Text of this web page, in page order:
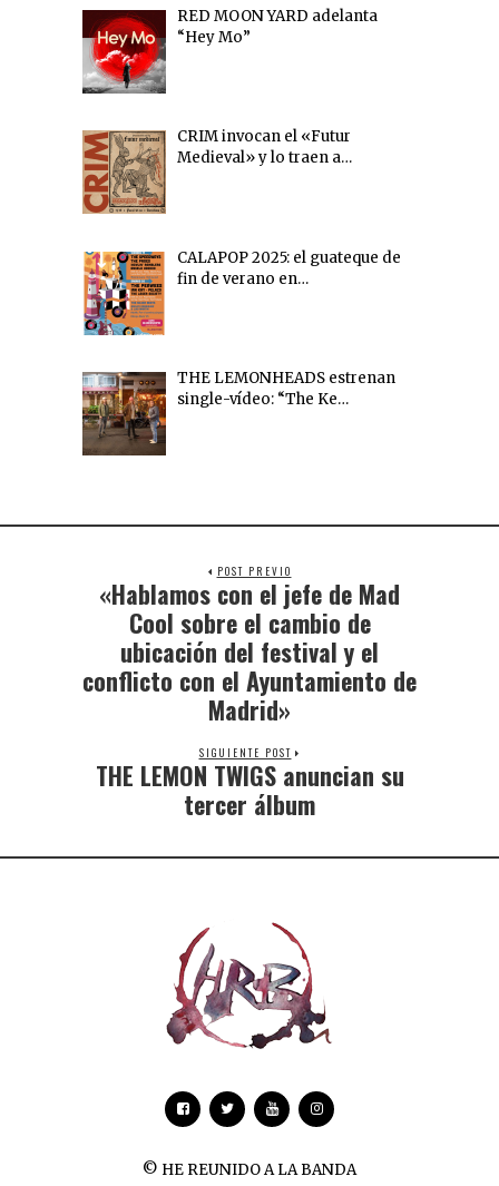
RED MOON YARD adelanta
“Hey Mo”
CRIM invocan el «Futur
Medieval» y lo traen a…
CALAPOP 2025: el guateque de
fin de verano en…
THE LEMONHEADS estrenan
single-vídeo: “The Ke…
POST PREVIO
«Hablamos con el jefe de Mad
Cool sobre el cambio de
ubicación del festival y el
conflicto con el Ayuntamiento de
Madrid»
SIGUIENTE POST
THE LEMON TWIGS anuncian su
tercer álbum
© HE REUNIDO A LA BANDA